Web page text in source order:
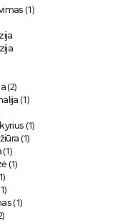
(1)
(2)
(1)
(1)
(1)
(1)
(1)
(1)